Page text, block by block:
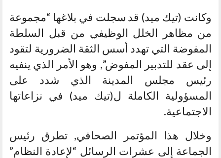
وكانت (تيك ميد) قد سجلت في بلاغها “مجموعة
من مظاهر الخلل الوظيفي من قبل السلطة
المفوضة التي تهدد أسس الثقة الضرورية لتقود
إلى عقد للتدبير المفوض”, وهو الأمر الذي ينفيه
رئيس مجلس المدينة الذي شدد على
المسؤولية الكاملة ل(تيك ميد) في نزاعاتها
الاجتماعية.
وخلال هذا المؤتمر الصحافي, تطرق رئيس
الجماعة إلى عشرات الرسائل “لإعادة النظام”